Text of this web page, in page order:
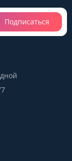
Подписаться